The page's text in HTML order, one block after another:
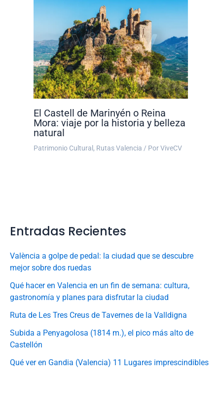
El Castell de Marinyén o Reina
Mora: viaje por la historia y belleza
natural
Patrimonio Cultural , Rutas Valencia / PorViveCV
Entradas Recientes
València a golpe de pedal: la ciudad que se descubre
mejor sobre dos ruedas
Qué hacer en Valencia en un fin de semana: cultura,
gastronomía y planes para disfrutar la ciudad
Ruta de Les Tres Creus de Tavernes de la Valldigna
Subida a Penyagolosa (1814 m.), el pico más alto de
Castellón
Qué ver en Gandia (Valencia) 11 Lugares imprescindibles